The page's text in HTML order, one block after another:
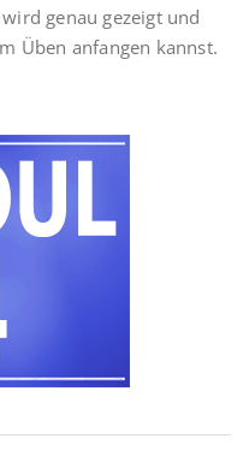
genau gezeigt und
Üben anfangen kannst.